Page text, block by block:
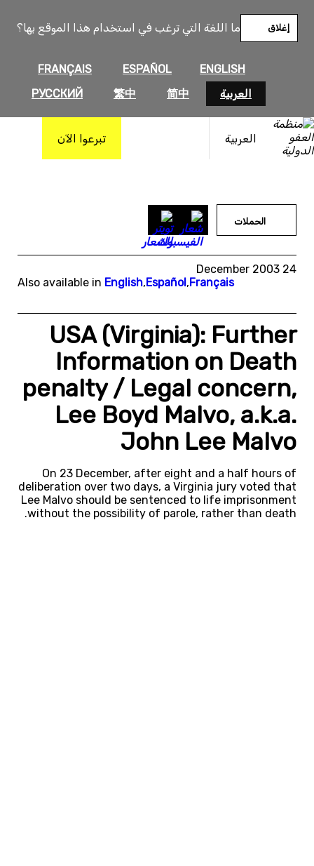
ما اللغة التي ترغب في استخدام هذا الموقع بها؟
ENGLISH
ESPAÑOL
FRANÇAIS
العربية
简中
繁中
РУССКИЙ
إغلاق
العربية تبرعوا الآن
المحتوى
الحملات
24 December 2003
Also available in English,Español,Français
USA (Virginia): Further
Information on Death
penalty / Legal concern,
Lee Boyd Malvo, a.k.a.
John Lee Malvo
On 23 December, after eight and a half hours of
deliberation over two days, a Virginia jury voted that
Lee Malvo should be sentenced to life imprisonment
without the possibility of parole, rather than death.